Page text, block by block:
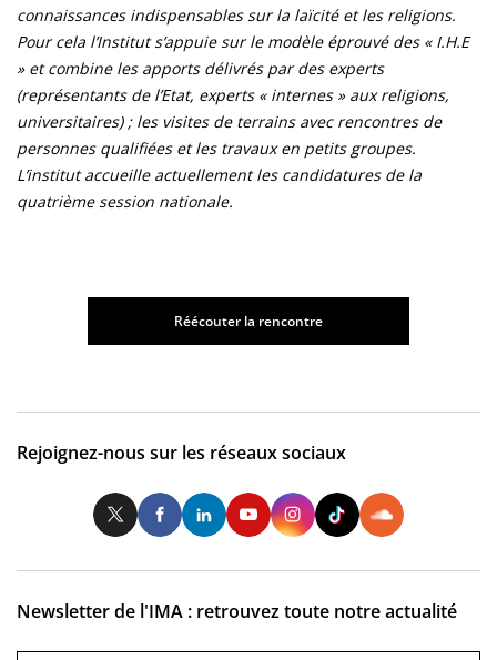
connaissances indispensables sur la laïcité et les religions.
Pour cela l’Institut s’appuie sur le modèle éprouvé des « I.H.E
» et combine les apports délivrés par des experts
(représentants de l’Etat, experts « internes » aux religions,
universitaires) ; les visites de terrains avec rencontres de
personnes qualifiées et les travaux en petits groupes.
L’institut accueille actuellement les candidatures de la
quatrième session nationale.
Réécouter la rencontre
Rejoignez-nous sur les réseaux sociaux
TwitterFacebookLinkedInYoutubeInstagram
Newsletter de l'IMA : retrouvez toute notre actualité